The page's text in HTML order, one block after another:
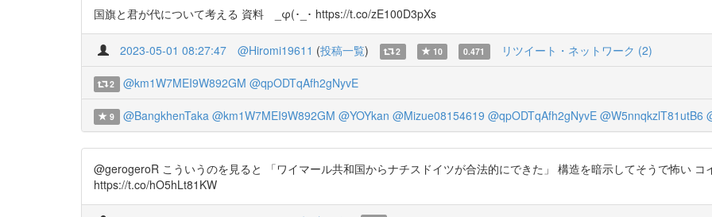
国旗と君が代について考える 資料 _φ(･_･ https://t.co/zE100D3pXs
2023-05-01 08:27:47 @Hiromi19611 (投稿一覧) 2 10 0.471 リツイート・ネットワーク (2)
2 @km1W7MEI9W892GM @qpODTqAfh2gNyvE
9 @BangkhenTaka @km1W7MEI9W892GM @YOYkan @Mizue08154619 @qpODTqAfh2gNyvE @W5nnqkzlT81utB6
@gerogeroR こういうのを見ると 「ワイマール共和国からナチスドイツが合法的にできた」 構造を暗示してそうで怖い
https://t.co/hO5hLt81KW